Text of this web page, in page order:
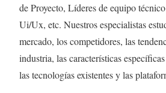
de Proyecto, Líderes de equipo
Ui/Ux, etc. Nuestros especialistas
mercado, los competidores, las
industria, las características
las tecnologías existentes y las